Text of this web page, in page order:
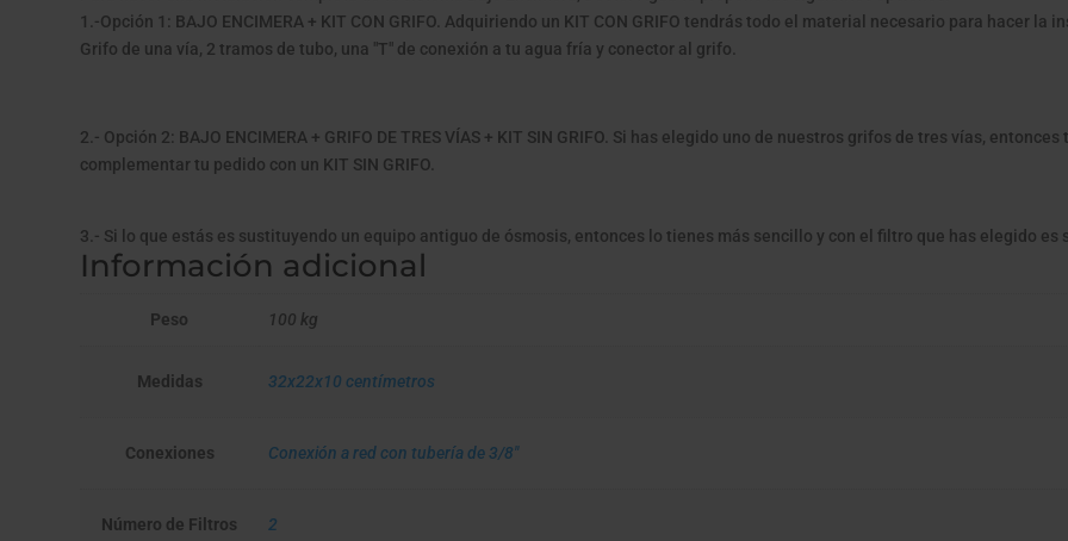
1.-Opción 1: BAJO ENCIMERA + KIT CON GRIFO. Adquiriendo un KIT CON GRIFO tendrás todo el material necesario para hacer la
Grifo de una vía, 2 tramos de tubo, una "T" de conexión a tu agua fría y conector al grifo.
2.- Opción 2: BAJO ENCIMERA + GRIFO DE TRES VÍAS + KIT SIN GRIFO. Si has elegido uno de nuestros grifos de tres vías, entonces
complementar tu pedido con un KIT SIN GRIFO.
3.- Si lo que estás es sustituyendo un equipo antiguo de ósmosis, entonces lo tienes más sencillo y con el filtro que has elegido es
Información adicional
Peso 100 kg
Medidas 32x22x10 centímetros
Conexiones Conexión a red con tubería de 3/8"
Número de Filtros 2